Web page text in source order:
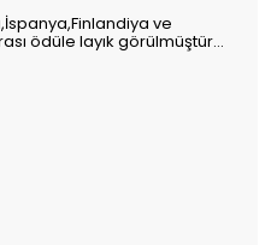
ve
ödüle layık görülmüştür...